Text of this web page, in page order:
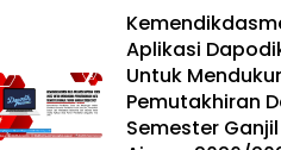
Aplikasi
Untuk
Pemutakhiran
Semester